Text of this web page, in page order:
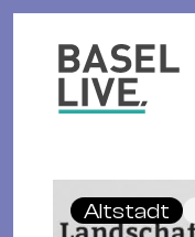
Altstadt